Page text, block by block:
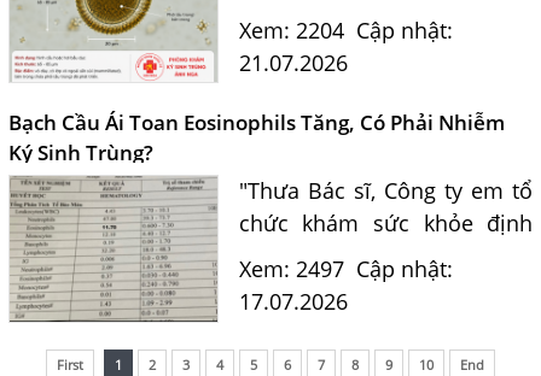
và là nguồn lây nhiễm nguy
hiểm cho con người. Tiến sĩ
vấn cách nhận biết...
Xem: 2204 Cập nhật:
21.07.2026
Bạch Cầu Ái Toan Eosinophils Tăng, Có Phải Nhiễm
Ký Sinh Trùng?
"Thưa Bác sĩ, Công ty em tổ
chức khám sức khỏe định
kỳ. Kết quả xét nghiệm máu
của em có chỉ số bạch cầu ái
11.7%. Em nghe nói chỉ...
Xem: 2497 Cập nhật:
17.07.2026
First 1 2 3 4 5 6 7 8 9 10 End